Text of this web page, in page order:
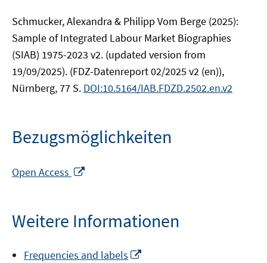
Schmucker, Alexandra & Philipp Vom Berge (2025):
Sample of Integrated Labour Market Biographies
(SIAB) 1975-2023 v2. (updated version from
19/09/2025). (FDZ-Datenreport 02/2025 v2 (en)),
Nürnberg, 77 S. DOI:10.5164/IAB.FDZD.2502.en.v2
Bezugsmöglichkeiten
Open Access
öffnen
Weitere Informationen
Frequencies and labels